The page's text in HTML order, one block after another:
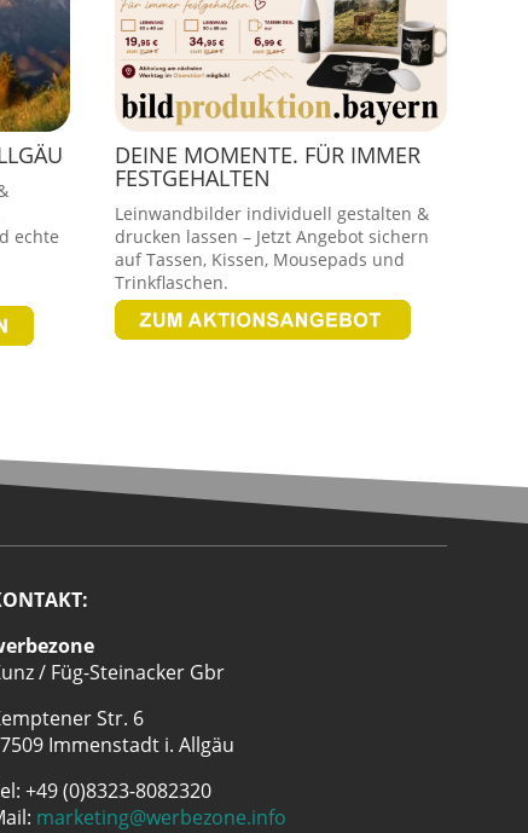
echte
DEINE MOMENTE. FÜR IMMER
FESTGEHALTEN
Leinwandbilder individuell gestalten &
drucken lassen – Jetzt Angebot sichern
auf Tassen, Kissen, Mousepads und
Trinkflaschen.
/ Füg-Steinacker Gbr
Str. 6
Immenstadt i. Allgäu
+49 (0)8323-8082320
marketing@werbezone.info